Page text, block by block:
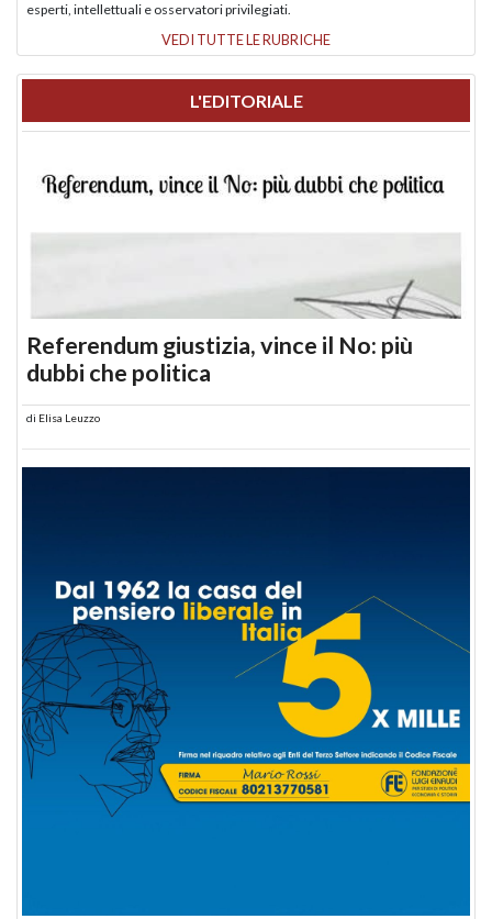
esperti, intellettuali e osservatori privilegiati.
VEDI TUTTE LE RUBRICHE
L'EDITORIALE
Referendum giustizia, vince il No: più
dubbi che politica
di Elisa Leuzzo